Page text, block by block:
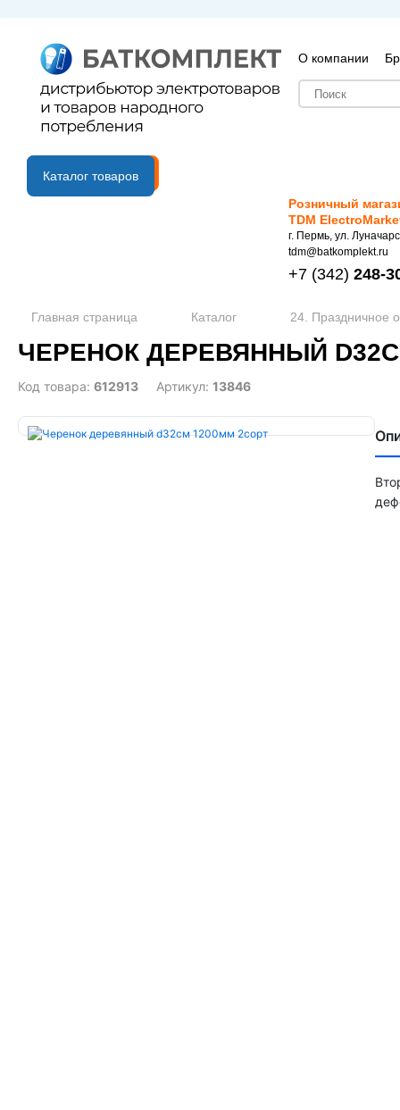
О компании
B2B портал
Каталог товаров
Розничный
TDM
г. Пермь, ул.
tdm@batkomplekt.ru
+7 (342) 248-
Главная страница Каталог 24. Праздничное
ЧЕРЕНОК ДЕРЕВЯННЫЙ
Код товара: 612913 Артикул: 13846